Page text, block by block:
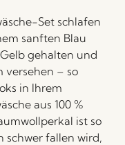
Set schlafen
sanften Blau
gehalten und
versehen – so
in Ihrem
aus 100 %
ist so
schwer fallen wird,